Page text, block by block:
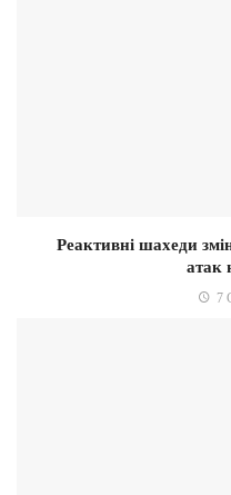
Реактивні шахеди
атак
7